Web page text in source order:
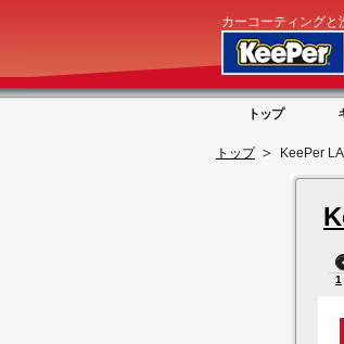
カーコーティングと
トップ
トップ KeePer
1